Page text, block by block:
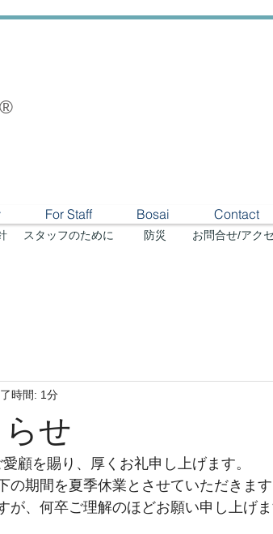
®
For Staff Bosai Contact
防災 お問合せ/アク
​スタッフのために
せ
時間: 1分
顧を賜り、厚くお礼申し上げます。
の期間を夏季休業とさせていただきま
が、何卒ご理解のほどお願い申し上げ